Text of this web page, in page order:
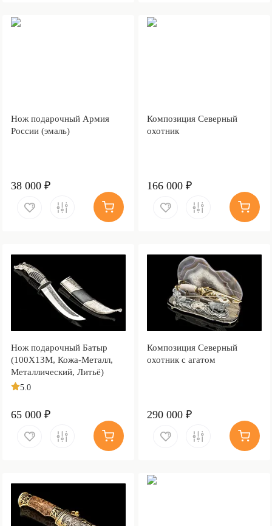
Нож подарочный Армия
России (эмаль)
38 000 ₽
Композиция Северный
охотник
166 000 ₽
Нож подарочный Батыр
(100Х13М, Кожа-Металл,
Металлический, Литьё)
5.0
65 000 ₽
Композиция Северный
охотник с агатом
290 000 ₽